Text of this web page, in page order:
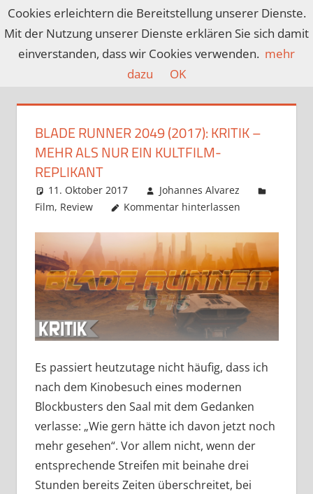
Zum
Inhalt
springen
Ein
Spiele,
Serien,
Anime
mehr…
covering
culture
since
2013
BLADE RUNNER 2049 (2017): KRITIK –
MEHR ALS NUR EIN KULTFILM-
REPLIKANT
11. Oktober 2017
Johannes Alvarez
Film, Review Kommentar hinterlassen
Es passiert heutzutage nicht häufig, dass ich
nach dem Kinobesuch eines modernen
Blockbusters den Saal mit dem Gedanken
verlasse: „Wie gern hätte ich davon jetzt noch
mehr gesehen“. Vor allem nicht, wenn der
entsprechende Streifen mit beinahe drei
Stunden bereits Zeiten überschreitet, bei
Cookies erleichtern die Bereitstellung unserer Dienste.
Mit der Nutzung unserer Dienste erklären Sie sich damit
einverstanden, dass wir Cookies verwenden. mehr
dazu
OK